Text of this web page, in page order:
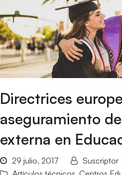
Directrices
aseguramiento
externa en
29 julio, 2017
Suscriptor